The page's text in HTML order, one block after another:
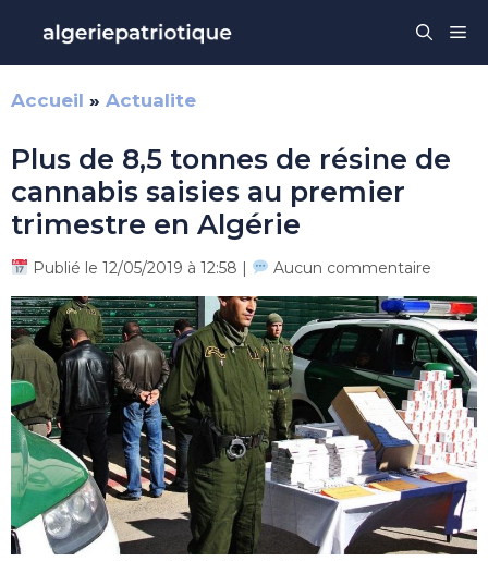
contenu
Accueil » Actualite
Plus de 8,5 tonnes de résine de
cannabis saisies au premier
trimestre en Algérie
Publié le 12/05/2019 à 12:58 | Aucun commentaire